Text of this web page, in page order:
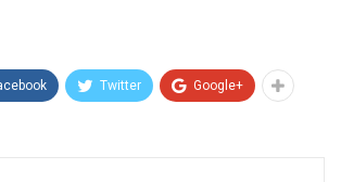
Twitter Google+